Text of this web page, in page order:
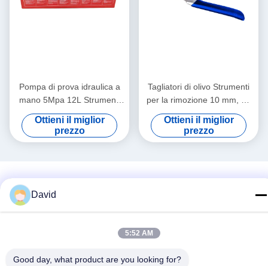
Pompa di prova idraulica a
mano 5Mpa 12L Strumenti
idraulici di ottone e acciaio e
leghe di all'alluminio tubi di
acqua pressurizzanti e prove
Ottieni il miglior
prezzo
Tagliatori di olivo Strumenti
per la rimozione 10 mm, 15
mm e 22 mm attrezzi
idraulici Lame da taglio
Rimozione rame e ottone
Ottieni il miglior
prezzo
Social media
David
5:52 AM
Good day, what product are you looking for?